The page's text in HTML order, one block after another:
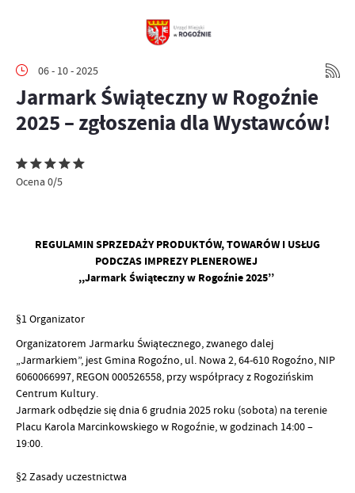
06 - 10 - 2025
Jarmark Świąteczny w Rogoźnie
2025 – zgłoszenia dla Wystawców!
Ocena 0/5
REGULAMIN SPRZEDAŻY PRODUKTÓW, TOWARÓW I USŁUG
PODCZAS IMPREZY PLENEROWEJ
,,Jarmark Świąteczny w Rogoźnie 2025’’
§1 Organizator
Organizatorem Jarmarku Świątecznego, zwanego dalej
„Jarmarkiem”, jest Gmina Rogoźno, ul. Nowa 2, 64-610 Rogoźno, NIP
6060066997, REGON 000526558, przy współpracy z Rogozińskim
Centrum Kultury.
Jarmark odbędzie się dnia 6 grudnia 2025 roku (sobota) na terenie
Placu Karola Marcinkowskiego w Rogoźnie, w godzinach 14:00 –
19:00.
§2 Zasady uczestnictwa